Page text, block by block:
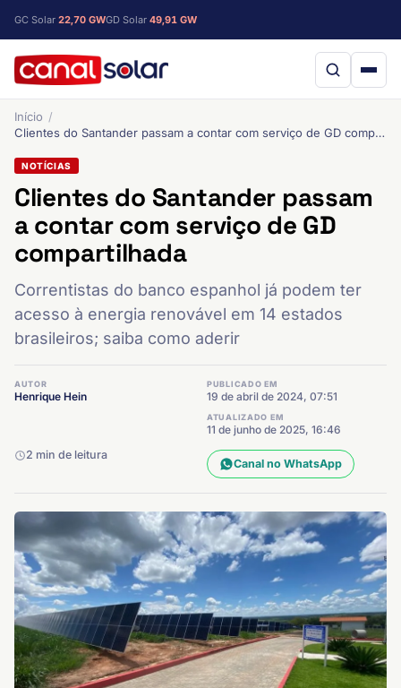
GC Solar 22,70 GWGD Solar 49,91 GW
Início
Clientes do Santander passam a contar com serviço de GD compartilhada
NOTÍCIAS
Clientes do Santander passam
a contar com serviço de GD
compartilhada
Correntistas do banco espanhol já podem ter
acesso à energia renovável em 14 estados
brasileiros; saiba como aderir
AUTOR
Henrique Hein
PUBLICADO EM
19 de abril de 2024, 07:51
ATUALIZADO EM
11 de junho de 2025, 16:46
2 min de leitura
Canal no WhatsApp